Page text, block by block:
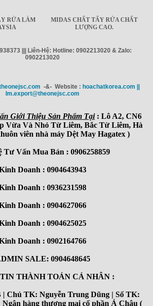
RỬA LÀM
MIDAS CHẤT TẨY RỬA CHẤT
LƯỢNG CAO.
||| Liên-Hệ: Hotline: 0902213020 & Zalo:
0902213020
-&- Website : hoachatkorea.com ||
Im.export@theonejsc.com
Giới Thiệu Sản Phẩm Tại: Lô A2, CN6
Vừa Và Nhỏ Từ Liêm, Bắc Từ Liêm, Hà
viên nhà máy Dệt May Hagatex )
Tư Vấn Mua Bán : 0906258859
Doanh : 0904643943
Doanh : 0936231598
Doanh : 0904627066
Doanh : 0904625025
Doanh : 0902164766
SALE: 0904648645
THÀNH TOÁN CÁ NHÂN :
| Chủ TK: Nguyễn Trung Dũng | Số TK:
Ngân hàng thương mại cổ phần Á Châu (